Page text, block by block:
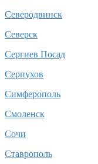
Северодвинск
Северск
Сергиев Посад
Серпухов
Симферополь
Смоленск
Сочи
Ставрополь